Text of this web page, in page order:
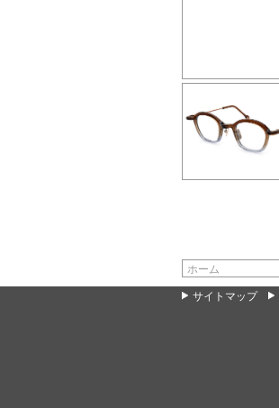
ホーム
サイトマップ